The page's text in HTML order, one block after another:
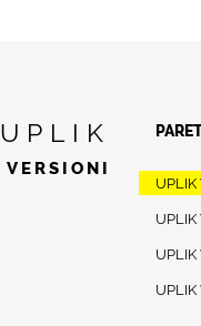
UPLIK
VERSIONI